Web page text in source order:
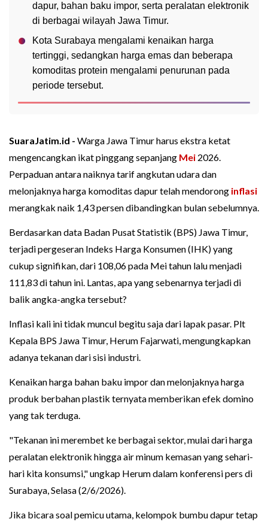
dapur, bahan baku impor, serta peralatan elektronik
di berbagai wilayah Jawa Timur.
Kota Surabaya mengalami kenaikan harga
tertinggi, sedangkan harga emas dan beberapa
komoditas protein mengalami penurunan pada
periode tersebut.
SuaraJatim.id - Warga Jawa Timur harus ekstra ketat
mengencangkan ikat pinggang sepanjang Mei 2026.
Perpaduan antara naiknya tarif angkutan udara dan
melonjaknya harga komoditas dapur telah mendorong inflasi
merangkak naik 1,43 persen dibandingkan bulan sebelumnya.
Berdasarkan data Badan Pusat Statistik (BPS) Jawa Timur,
terjadi pergeseran Indeks Harga Konsumen (IHK) yang
cukup signifikan, dari 108,06 pada Mei tahun lalu menjadi
111,83 di tahun ini. Lantas, apa yang sebenarnya terjadi di
balik angka-angka tersebut?
Inflasi kali ini tidak muncul begitu saja dari lapak pasar. Plt
Kepala BPS Jawa Timur, Herum Fajarwati, mengungkapkan
adanya tekanan dari sisi industri.
Kenaikan harga bahan baku impor dan melonjaknya harga
produk berbahan plastik ternyata memberikan efek domino
yang tak terduga.
"Tekanan ini merembet ke berbagai sektor, mulai dari harga
peralatan elektronik hingga air minum kemasan yang sehari-
hari kita konsumsi," ungkap Herum dalam konferensi pers di
Surabaya, Selasa (2/6/2026).
Jika bicara soal pemicu utama, kelompok bumbu dapur tetap